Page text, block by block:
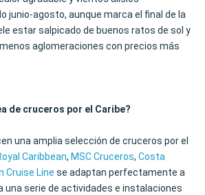
junio-agosto, aunque marca el final de la
estar salpicado de buenos ratos de sol y
aglomeraciones con precios más
de cruceros por el Caribe?
una amplia selección de cruceros por el
Caribbean, MSC Cruceros, Costa
Cruise Line se adaptan perfectamente a
una serie de actividades e instalaciones